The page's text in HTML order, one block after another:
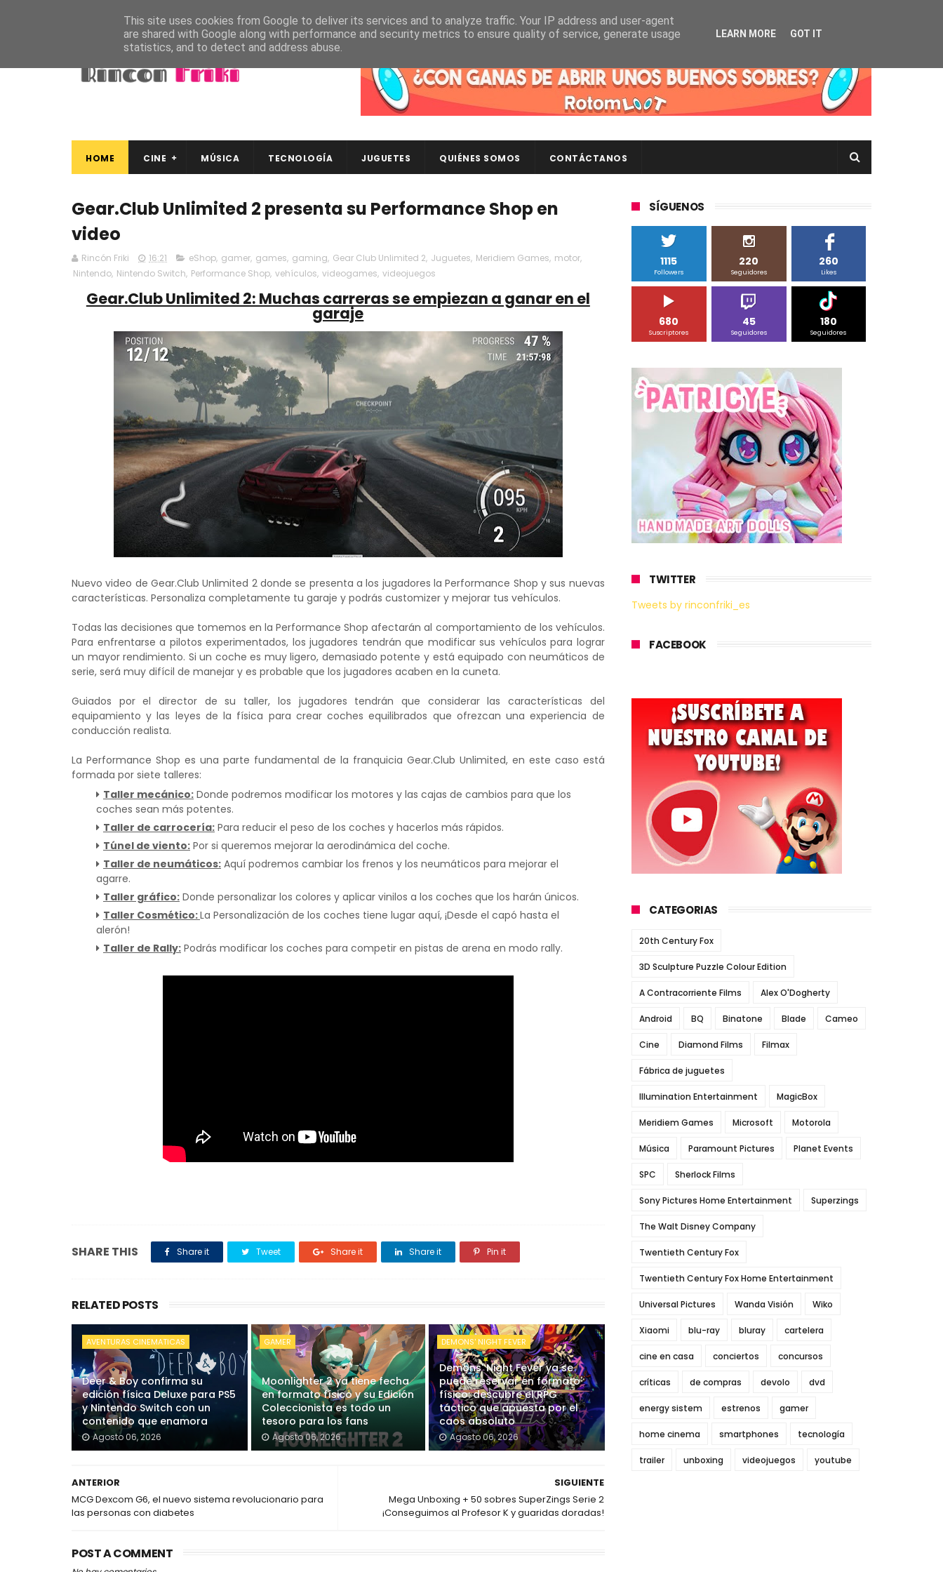
HOME CINE MÚSICA TECNOLOGÍA JUGUETES QUIÉNES SOMOS CONTÁCTANOS
Gear.Club Unlimited 2 presenta su Performance Shop en
video
Rincón Friki 16:21 eShop, gamer, games, gaming, Gear Club Unlimited 2, Juguetes, Meridiem Games, motor,
Nintendo, Nintendo Switch, Performance Shop, vehículos, videogames, videojuegos
Gear.Club Unlimited 2: Muchas carreras se empiezan a ganar en el
garaje
Nuevo video de Gear.Club Unlimited 2 donde se presenta a los jugadores la Performance Shop y sus nuevas
características. Personaliza completamente tu garaje y podrás customizer y mejorar tus vehículos.
Todas las decisiones que tomemos en la Performance Shop afectarán al comportamiento de los vehículos.
Para enfrentarse a pilotos experimentados, los jugadores tendrán que modificar sus vehículos para lograr
un mayor rendimiento. Si un coche es muy ligero, demasiado potente y está equipado con neumáticos de
serie, será muy difícil de manejar y es probable que los jugadores acaben en la cuneta.
Guiados por el director de su taller, los jugadores tendrán que considerar las características del
equipamiento y las leyes de la física para crear coches equilibrados que ofrezcan una experiencia de
conducción realista.
La Performance Shop es una parte fundamental de la franquicia Gear.Club Unlimited, en este caso está
formada por siete talleres:
Taller mecánico: Donde podremos modificar los motores y las cajas de cambios para que los
coches sean más potentes.
Taller de carrocería: Para reducir el peso de los coches y hacerlos más rápidos.
Túnel de viento: Por si queremos mejorar la aerodinámica del coche.
Taller de neumáticos: Aquí podremos cambiar los frenos y los neumáticos para mejorar el
agarre.
Taller gráfico: Donde personalizar los colores y aplicar vinilos a los coches que los harán únicos.
Taller Cosmético:La Personalización de los coches tiene lugar aquí, ¡Desde el capó hasta el
alerón!
Taller de Rally: Podrás modificar los coches para competir en pistas de arena en modo rally.
SHARE THIS Share it Tweet Share it Share it Pin it
RELATED POSTS
AVENTURAS CINEMATICAS
Deer & Boy confirma su
edición física Deluxe para PS5
y Nintendo Switch con un
contenido que enamora
Agosto 06, 2026
GAMER
Moonlighter 2 ya tiene fecha
en formato físico y su Edición
Coleccionista es todo un
tesoro para los fans
Agosto 06, 2026
DEMONS' NIGHT FEVER
Demons' Night Fever ya se
puede reservar en formato
físico: descubre el RPG
táctico que apuesta por el
caos absoluto
Agosto 06, 2026
SIGUIENTE
Mega Unboxing + 50 sobres SuperZings Serie 2
¡Conseguimos al Profesor K y guaridas doradas!
ANTERIOR
MCG Dexcom G6, el nuevo sistema revolucionario para
las personas con diabetes
POST A COMMENT
SÍGUENOS
1115
Followers
220
Seguidores
260
Likes
680
Suscriptores
45
Seguidores
180
Seguidores
TWITTER
Tweets by rinconfriki_es
FACEBOOK
CATEGORIAS
20th Century Fox
3D Sculpture Puzzle Colour Edition
A Contracorriente Films Alex O'Dogherty
Android BQ Binatone Blade Cameo
Cine Diamond Films Filmax
Fábrica de juguetes
Illumination Entertainment MagicBox
Meridiem Games Microsoft Motorola
Música Paramount Pictures Planet Events
SPC Sherlock Films
Sony Pictures Home Entertainment Superzings
The Walt Disney Company
Twentieth Century Fox
Twentieth Century Fox Home Entertainment
Universal Pictures Wanda Visión Wiko
Xiaomi blu-ray bluray cartelera
cine en casa conciertos concursos
críticas de compras devolo dvd
energy sistem estrenos gamer
home cinema smartphones tecnología
trailer unboxing videojuegos youtube
This site uses cookies from Google to deliver its services and to analyze traffic. Your IP address and user-agent
are shared with Google along with performance and security metrics to ensure quality of service, generate usage
statistics, and to detect and address abuse.
LEARN MORE GOT IT